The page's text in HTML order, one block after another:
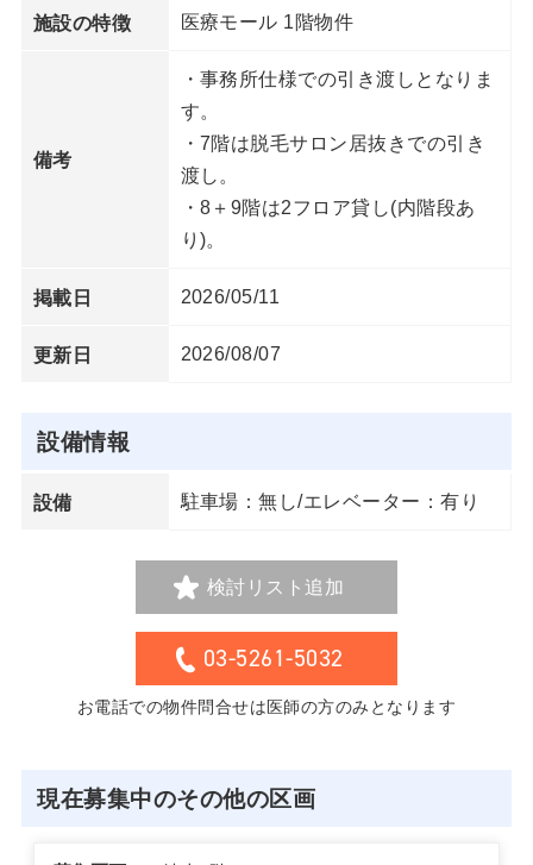
施設の特徴 医療モール 1階物件
備考
・事務所仕様での引き渡しとなりま
す。
・7階は脱毛サロン居抜きでの引き
渡し。
・8＋9階は2フロア貸し(内階段あ
り)。
掲載日 2026/05/11
更新日 2026/08/07
設備情報
設備 駐車場：無し/エレベーター：有り
検討リスト追加
03-5261-5032
お電話での物件問合せは医師の方のみとなります
現在募集中のその他の区画